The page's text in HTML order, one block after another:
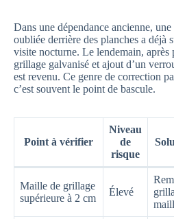
Dans une dépendance ancienne,
oubliée derrière des planches a déjà
visite nocturne. Le lendemain, après
grillage galvanisé et ajout d’un
est revenu. Ce genre de correction
c’est souvent le point de bascule.
Point à vérifier
Niveau
de
risque
Maille de grillage
supérieure à 2 cm
Élevé